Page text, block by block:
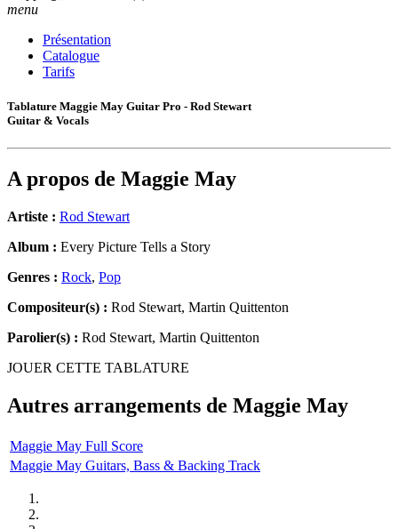
menu
Présentation
Catalogue
Tarifs
Tablature Maggie May Guitar Pro - Rod Stewart
Guitar & Vocals
A propos de Maggie May
Artiste : Rod Stewart
Album : Every Picture Tells a Story
Genres : Rock, Pop
Compositeur(s) : Rod Stewart, Martin Quittenton
Parolier(s) : Rod Stewart, Martin Quittenton
JOUER CETTE TABLATURE
Autres arrangements de Maggie May
Maggie May Full Score
Maggie May Guitars, Bass & Backing Track